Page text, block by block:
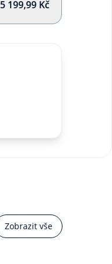
5 199,99 Kč
Zobrazit vše